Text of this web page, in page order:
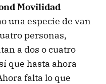
Movilidad
una especie de van
personas,
a dos o cuatro
que hasta ahora
falta lo que